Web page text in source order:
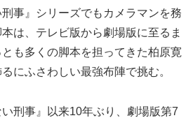
事』シリーズでもカメラマンを務
は、テレビ版から劇場版に至るま
も多くの脚本を担ってきた柏原寛
にふさわしい最強布陣で挑む。
刑事』以来10年ぶり、劇場版第7